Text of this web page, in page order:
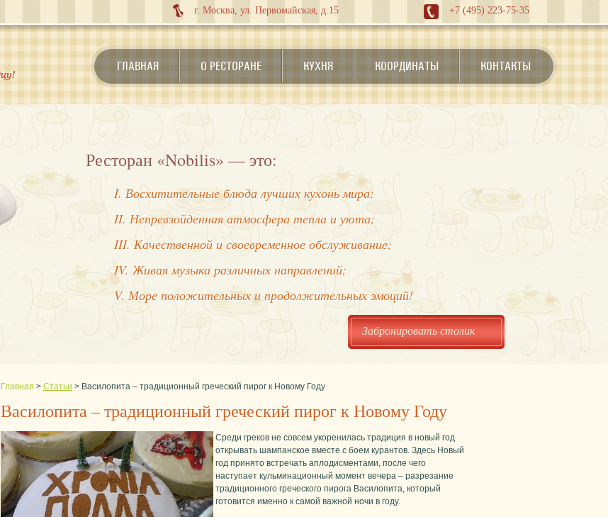
г. Москва, ул. Первомайская, д.15 +7 (495) 223-75-35
ГЛАВНАЯ О РЕСТОРАНЕ КУХНЯ КООРДИНАТЫ КОНТАКТЫ
Ресторан «Nobilis» — это:
I. Восхитительные блюда лучших кухонь мира;
II. Непревзойденная атмосфера тепла и уюта;
III. Качественной и своевременное обслуживание;
IV. Живая музыка различных направлений;
V. Море положительных и продолжительных эмоций!
Забронировать столик
Главная > Статьи > Василопита – традиционный греческий пирог к Новому Году
Василопита – традиционный греческий пирог к Новому Году
Среди греков не совсем укоренилась традиция в новый год
открывать шампанское вместе с боем курантов. Здесь Новый
год принято встречать аплодисментами, после чего
наступает кульминационный момент вечера – разрезание
традиционного греческого пирога Василопита, который
готовится именно к самой важной ночи в году.